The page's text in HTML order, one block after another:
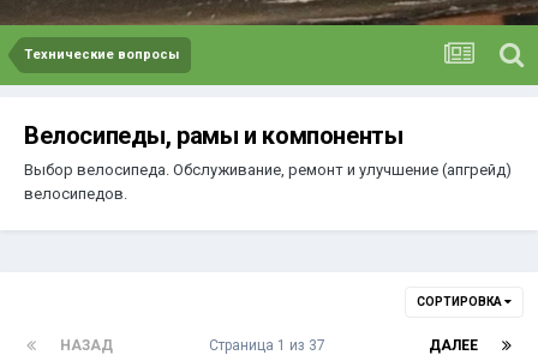
Технические вопросы
Велосипеды, рамы и компоненты
Выбор велосипеда. Обслуживание, ремонт и улучшение (апгрейд)
велосипедов.
СОРТИРОВКА
НАЗАД ДАЛЕЕ
Страница 1 из 37